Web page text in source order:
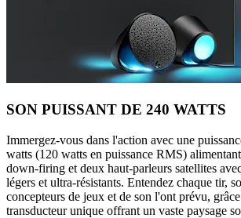
SON PUISSANT DE 240 WATTS
Immergez-vous dans l'action avec une
watts (120 watts en puissance RMS)
down-firing et deux haut-parleurs satellites
légers et ultra-résistants. Entendez chaque tir,
concepteurs de jeux et de son l'ont prévu,
transducteur unique offrant un vaste paysage